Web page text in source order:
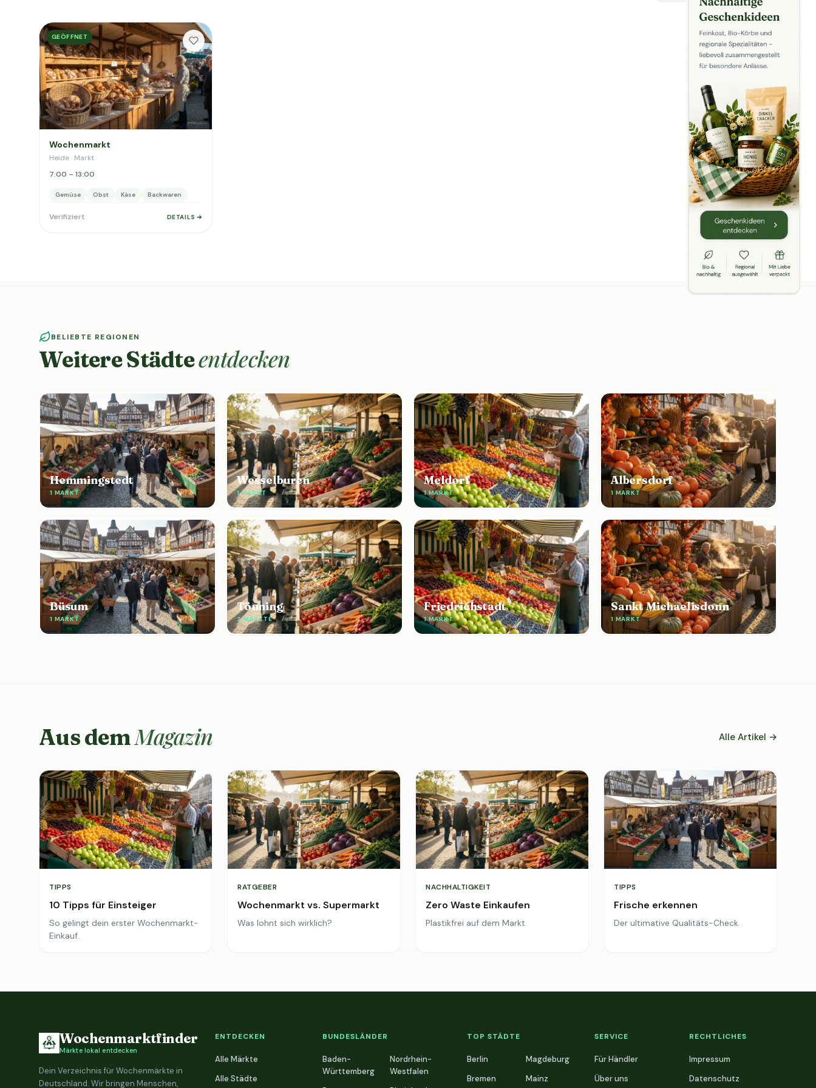
GEÖFFNET
Wochenmarkt
Heide · Markt
7:00 – 13:00
Gemüse Obst Käse Backwaren
Verifiziert DETAILS ➔
BELIEBTE REGIONEN
Weitere Städteentdecken
Hemmingstedt
1 MARKT
Wesselburen
1 MARKT
Meldorf
1 MARKT
Albersdorf
1 MARKT
Büsum
1 MARKT
Tönning
2 MÄRKTE
Friedrichstadt
1 MARKT
Sankt Michaelisdonn
1 MARKT
Aus demMagazin Alle Artikel →
TIPPS
10 Tipps für Einsteiger
So gelingt dein erster Wochenmarkt-
Einkauf.
RATGEBER
Wochenmarkt vs. Supermarkt
Was lohnt sich wirklich?
NACHHALTIGKEIT
Zero Waste Einkaufen
Plastikfrei auf dem Markt.
TIPPS
Frische erkennen
Der ultimative Qualitäts-Check.
Wochenmarktfinder
Märkte lokal entdecken
Dein Verzeichnis für Wochenmärkte in
Deutschland. Wir bringen Menschen,
ENTDECKEN
Alle Märkte
Alle Städte
BUNDESLÄNDER
Baden-
Württemberg
Nordrhein-
Westfalen
TOP STÄDTE
Berlin
Bremen
Magdeburg
Mainz
SERVICE
Für Händler
Über uns
RECHTLICHES
Impressum
Datenschutz